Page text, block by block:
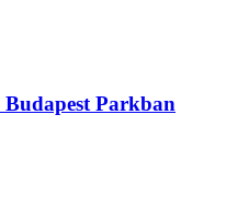
Parkban